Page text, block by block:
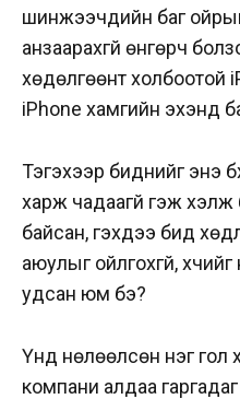
шинжээчдийн баг
анзаарахгүй өнгөрч
хөдөлгөөнт холбоотой
iPhone хамгийн эхэнд
Тэгэхээр биднийг энэ
харж чадаагүй гэж
байсан, гэхдээ бид
аюулыг ойлгохгүй,
удсан юм бэ?
Үүнд нөлөөлсөн нэг гол
компани алдаа